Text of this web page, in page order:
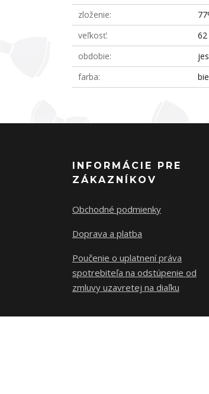
zloženie
veľkosť
62
obdobie
farba
INFORMÁCIE PRE
ZÁKAZNÍKOV
Obchodné podmienky
Doprava a platba
Poučenie o uplatnení práva
spotrebiteľa na odstúpenie od
zmluvy uzavretej na diaľku